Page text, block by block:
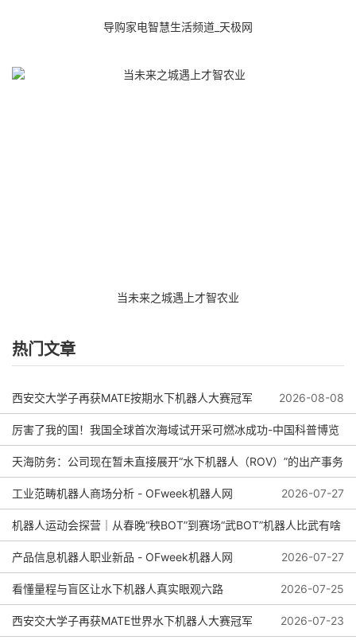
导购家电智慧生活频道_天极网
当未来之城遇上才智农业
热门文章
西安交大学子再获MATE按期水下机器人大赛冠军 2026-08-08
厉害了我的国！我国全球首次海域试开采可燃冰成功-中国科普博览
2026-08-04
天海防务：公司现在暂未直接展开“水下机器人（ROV）”的出产事务
2026-08-01
工业范畴机器人商场分析 - OFweek机器人网 2026-07-27
机器人运动会探营｜从春晚“秧BOT”到赛场“武BOT”机器人比武有啥
看头？
2026-07-27
产品信息机器人职业新品 - OFweek机器人网 2026-07-27
看懂量程与盲区让水下机器人真实眼观六路 2026-07-25
西安交大学子再获MATE世界水下机器人大赛冠军 2026-07-23